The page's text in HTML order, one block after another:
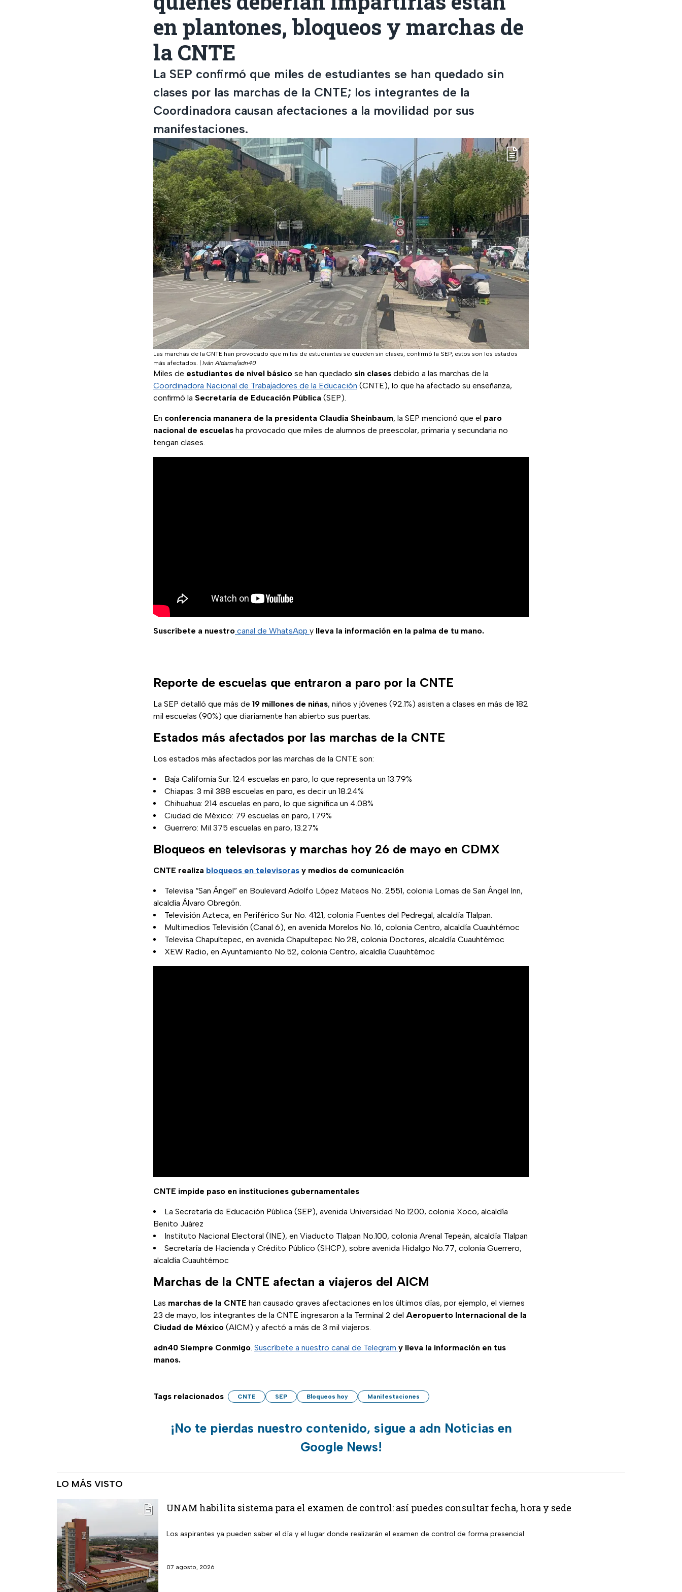
en plantones, bloqueos y marchas de
la CNTE
La SEP confirmó que miles de estudiantes se han quedado sin
clases por las marchas de la CNTE; los integrantes de la
Coordinadora causan afectaciones a la movilidad por sus
manifestaciones.
Las marchas de la CNTE han provocado que miles de estudiantes se queden sin clases, confirmó la SEP; estos son los estados
más afectados.
Iván Aldama/adn40
Miles de estudiantes de nivel básico se han quedado sin clases debido a las marchas de la
Coordinadora Nacional de Trabajadores de la Educación (CNTE), lo que ha afectado su enseñanza,
confirmó la Secretaría de Educación Pública (SEP).
En conferencia mañanera de la presidenta Claudia Sheinbaum, la SEP mencionó que el paro
nacional de escuelas ha provocado que miles de alumnos de preescolar, primaria y secundaria no
tengan clases.
Suscríbete a nuestro canal de WhatsApp y lleva la información en la palma de tu mano.
Reporte de escuelas que entraron a paro por la CNTE
La SEP detalló que más de 19 millones de niñas, niños y jóvenes (92.1%) asisten a clases en más de 182
mil escuelas (90%) que diariamente han abierto sus puertas.
Estados más afectados por las marchas de la CNTE
Los estados más afectados por las marchas de la CNTE son:
Baja California Sur: 124 escuelas en paro, lo que representa un 13.79%
Chiapas: 3 mil 388 escuelas en paro, es decir un 18.24%
Chihuahua: 214 escuelas en paro, lo que significa un 4.08%
Ciudad de México: 79 escuelas en paro, 1.79%
Guerrero: Mil 375 escuelas en paro, 13.27%
Bloqueos en televisoras y marchas hoy 26 de mayo en CDMX
CNTE realiza bloqueos en televisoras y medios de comunicación
Televisa “San Ángel” en Boulevard Adolfo López Mateos No. 2551, colonia Lomas de San Ángel Inn,
alcaldía Álvaro Obregón.
Televisión Azteca, en Periférico Sur No. 4121, colonia Fuentes del Pedregal, alcaldía Tlalpan.
Multimedios Televisión (Canal 6), en avenida Morelos No. 16, colonia Centro, alcaldía Cuauhtémoc
Televisa Chapultepec, en avenida Chapultepec No.28, colonia Doctores, alcaldía Cuauhtémoc
XEW Radio, en Ayuntamiento No.52, colonia Centro, alcaldía Cuauhtémoc
CNTE impide paso en instituciones gubernamentales
La Secretaría de Educación Pública (SEP), avenida Universidad No.1200, colonia Xoco, alcaldía
Benito Juárez
Instituto Nacional Electoral (INE), en Viaducto Tlalpan No.100, colonia Arenal Tepeán, alcaldía Tlalpan
Secretaría de Hacienda y Crédito Público (SHCP), sobre avenida Hidalgo No.77, colonia Guerrero,
alcaldía Cuauhtémoc
Marchas de la CNTE afectan a viajeros del AICM
Las marchas de la CNTE han causado graves afectaciones en los últimos días, por ejemplo, el viernes
23 de mayo, los integrantes de la CNTE ingresaron a la Terminal 2 del Aeropuerto Internacional de la
Ciudad de México (AICM) y afectó a más de 3 mil viajeros.
adn40 Siempre Conmigo. Suscríbete a nuestro canal de Telegram y lleva la información en tus
manos.
Tags relacionados CNTE SEP Bloqueos hoy Manifestaciones
¡No te pierdas nuestro contenido, sigue a adn Noticias en
Google News!
LO MÁS VISTO
UNAM habilita sistema para el examen de control: así puedes consultar fecha, hora y sede
Los aspirantes ya pueden saber el día y el lugar donde realizarán el examen de control de forma presencial
07 agosto, 2026